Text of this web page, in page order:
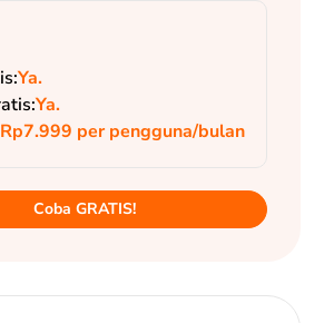
Ya.
Ya.
Rp7.999 per pengguna/bulan
Coba GRATIS!